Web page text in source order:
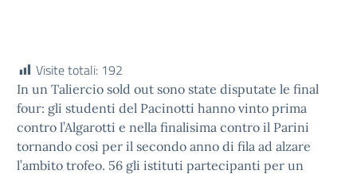
Visite totali: 192
In un Taliercio sold out sono state disputate le final
four: gli studenti del Pacinotti hanno vinto prima
contro l’Algarotti e nella finalisima contro il Parini
tornando così per il secondo anno di fila ad alzare
l’ambito trofeo. 56 gli istituti partecipanti per un